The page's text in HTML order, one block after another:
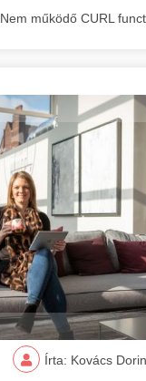
Nem működő CURL
Írta: Kovács